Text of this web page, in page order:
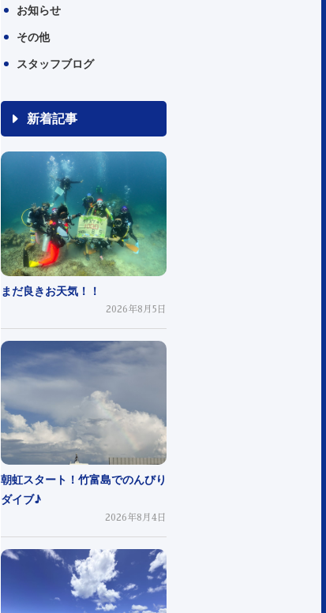
お知らせ
その他
スタッフブログ
新着記事
まだ良きお天気！！
2026年8月5日
朝虹スタート！竹富島でのんびり
ダイブ♪
2026年8月4日